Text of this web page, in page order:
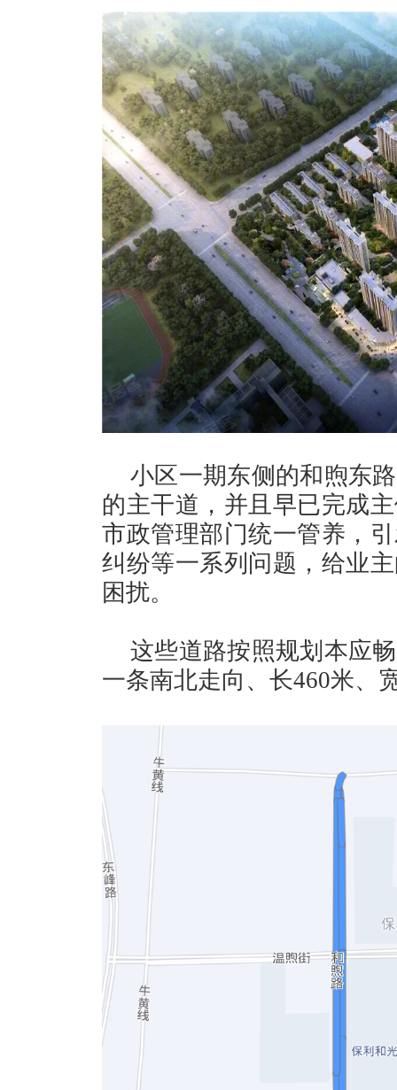
小区一期东侧的和煦东
的主干道，并且早已完成
市政管理部门统一管养，
纠纷等一系列问题，给业
困扰。
这些道路按照规划本应
一条南北走向、长460米、